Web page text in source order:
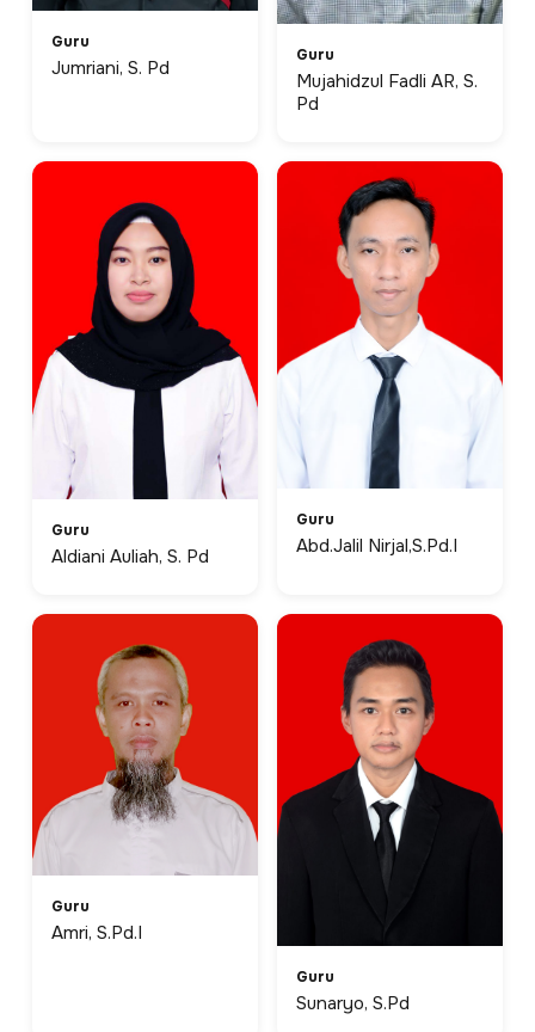
Guru
Jumriani, S. Pd
Guru
Mujahidzul Fadli AR, S.
Pd
Guru
Aldiani Auliah, S. Pd
Guru
Abd.Jalil Nirjal,S.Pd.I
Guru
Amri, S.Pd.I
Guru
Sunaryo, S.Pd